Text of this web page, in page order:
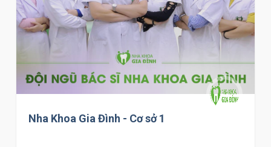
Nha Khoa Gia Đình - Cơ sở 1